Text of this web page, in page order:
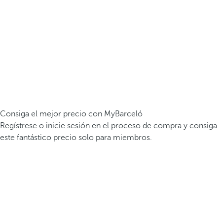
Consiga el mejor precio con MyBarceló
Regístrese o inicie sesión en el proceso de compra y consiga
este fantástico precio solo para miembros.